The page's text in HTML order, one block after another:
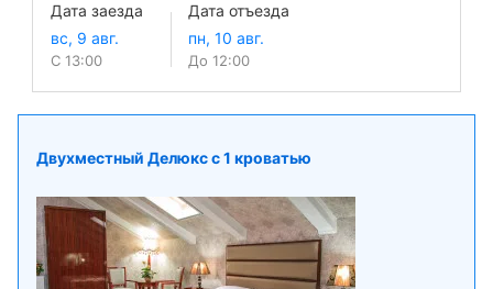
Дата заезда
С 13:00
Дата отъезда
До 12:00
Двухместный Делюкс с 1 кроватью